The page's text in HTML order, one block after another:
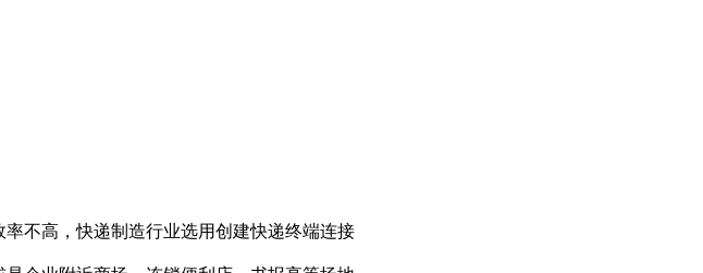
不高，快递制造行业选用创建快递终端连接